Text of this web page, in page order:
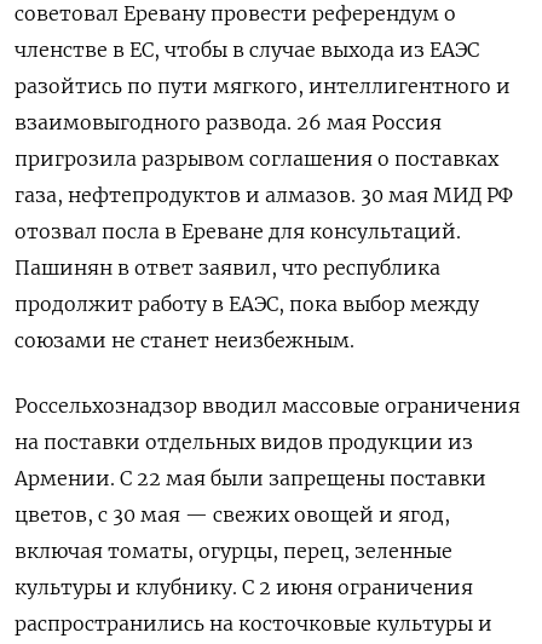
советовал Еревану провести референдум о
членстве в ЕС, чтобы в случае выхода из ЕАЭС
разойтись по пути мягкого, интеллигентного и
взаимовыгодного развода. 26 мая Россия
пригрозила разрывом соглашения о поставках
газа, нефтепродуктов и алмазов. 30 мая МИД РФ
отозвал посла в Ереване для консультаций.
Пашинян в ответ заявил, что республика
продолжит работу в ЕАЭС, пока выбор между
союзами не станет неизбежным.
Россельхознадзор вводил массовые ограничения
на поставки отдельных видов продукции из
Армении. С 22 мая были запрещены поставки
цветов, с 30 мая — свежих овощей и ягод,
включая томаты, огурцы, перец, зеленные
культуры и клубнику. С 2 июня ограничения
распространились на косточковые культуры и